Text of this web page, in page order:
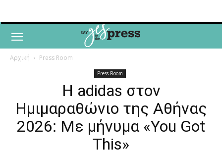
Αρχική Press Room
Press Room
Η adidas στον
Ημιμαραθώνιο της Αθήνας
2026: Με μήνυμα «You Got
This»